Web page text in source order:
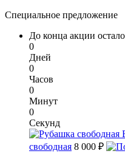
Специальное предложение
До конца акции
0
Дней
0
Часов
0
Минут
0
Секунд
свободная 8 000 ₽